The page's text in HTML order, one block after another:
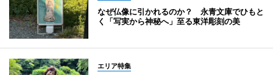
なぜ仏像に引かれるのか？ 永青文庫でひもと
く「写実から神秘へ」至る東洋彫刻の美
エリア特集